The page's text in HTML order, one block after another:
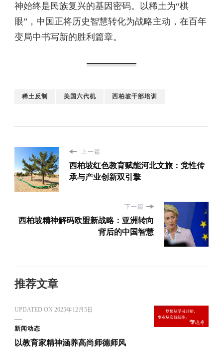
神始终是民族复兴的基因密码。以稀土为“棋
眼”，中国正将历史智慧转化为战略主动，在百年
变局中书写新的胜利篇章。
稀土反制 美国六代机 西柏坡干部培训
上一篇
西柏坡红色教育赋能河北文旅：党性传
承与产业创新双引擎
下一篇
西柏坡精神解码欧盟新战略：亚洲转向
背后的中国智慧
推荐文章
UPDATED ON 2025年12月5日
新闻动态
以教育家精神涵养高尚师德师风